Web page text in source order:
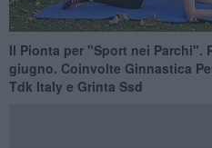
Il Pionta per "Sport nei Parchi".
giugno. Coinvolte Ginnastica
Tdk Italy e Grinta Ssd